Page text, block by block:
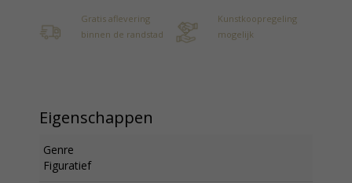
Gratis aflevering
binnen de randstad
Kunstkoopregeling
mogelijk
Eigenschappen
Genre
Figuratief